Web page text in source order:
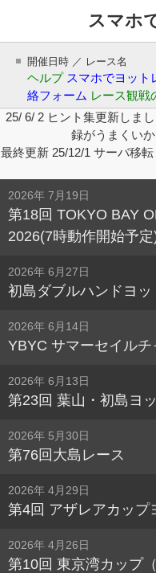
スマホ
開催日時 ／ レース名
ヘルプ スマホでヨット
絡フォーム レース観戦
25/ 6/ 2 ヒント集更新しま
録がうまくい
最終更新 25/12/1 サーバ移
2026年 7月19日
第18回 TOKYO BAY
2026(7時動作開始予定
2026年 6月27日
初島ダブルハンドヨ
2026年 6月14日
YBYC サマーセイルチ
2026年 6月13日
第23回 葉山・初島ヨ
2026年 5月30日
第76回大島レース
2026年 4月29日
第4回 アザレアカップ
2026年 4月26日
第10回 東京湾カップ